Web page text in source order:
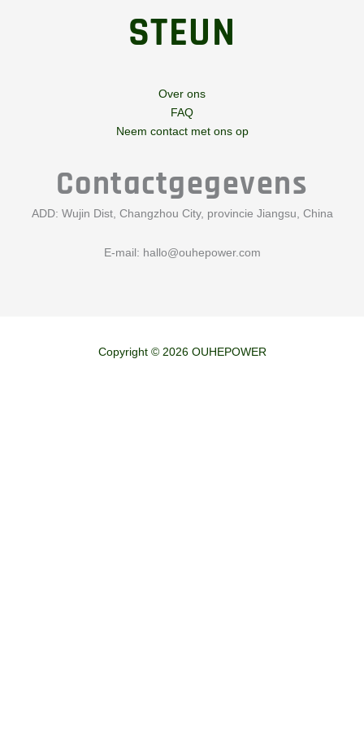
STEUN
Over ons
FAQ
Neem contact met ons op
Contactgegevens
ADD: Wujin Dist, Changzhou City, provincie Jiangsu, China
E-mail: hallo@ouhepower.com
Copyright © 2026 OUHEPOWER